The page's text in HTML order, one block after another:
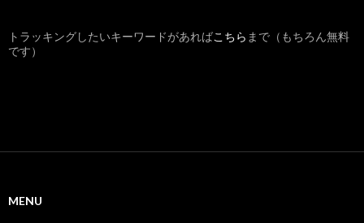
トラッキングしたいキーワードがあればこちら まで（もちろん無料
です）
MENU